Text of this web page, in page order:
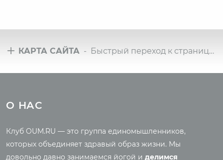
КАРТА САЙТА - Быстрый переход к страницам сайта
Йога-туры с клубом
OUM.RU
Фото йога-туров
Аудио отзывы о турах
Правильное питание
Энциклопедия йоги
Саморазвитие
О НАС
Клуб OUM.RU — это группа единомышленников,
которых объединяет здравый образ жизни. Мы
довольно давно занимаемся йогой и делимся